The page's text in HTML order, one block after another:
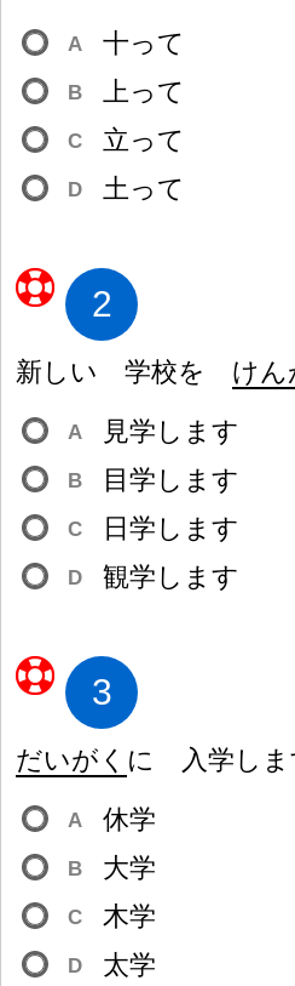
A 十って
B 上って
C 立って
D 土って
2
新 しい 学校を けん
A 見学 します
B 目学 します
C 日学 します
D 観学 します
3
だいがく に 入学 しま
A 休学
B 大学
C 木学
D 太学